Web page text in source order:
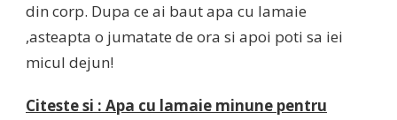
din corp. Dupa ce ai baut apa cu lamaie
,asteapta o jumatate de ora si apoi poti sa iei
micul dejun!
Citeste si : Apa cu lamaie minune pentru